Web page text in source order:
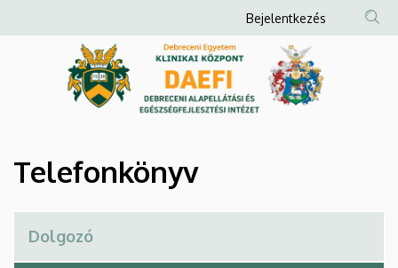
Debreceni
és
Egészségfejlesztési
Intézet
a
Anonim
Felhasználói
fiók
menüje
Bejelentkezés
Telefonkönyv